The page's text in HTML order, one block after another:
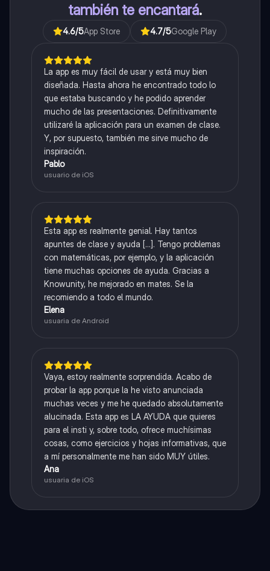
también te encantará.
4.6/5App Store 4.7/5Google Play
La app es muy fácil de usar y está muy bien
diseñada. Hasta ahora he encontrado todo lo
que estaba buscando y he podido aprender
mucho de las presentaciones. Definitivamente
utilizaré la aplicación para un examen de clase.
Y, por supuesto, también me sirve mucho de
inspiración.
Pablo
usuario de iOS
Esta app es realmente genial. Hay tantos
apuntes de clase y ayuda [...]. Tengo problemas
con matemáticas, por ejemplo, y la aplicación
tiene muchas opciones de ayuda. Gracias a
Knowunity, he mejorado en mates. Se la
recomiendo a todo el mundo.
Elena
usuaria de Android
Vaya, estoy realmente sorprendida. Acabo de
probar la app porque la he visto anunciada
muchas veces y me he quedado absolutamente
alucinada. Esta app es LA AYUDA que quieres
para el insti y, sobre todo, ofrece muchísimas
cosas, como ejercicios y hojas informativas, que
a mí personalmente me han sido MUY útiles.
Ana
usuaria de iOS